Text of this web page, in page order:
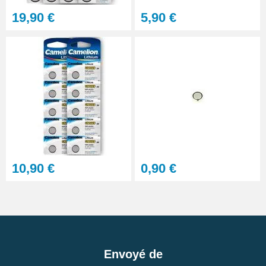
Clé d'ouverture de boîtier vissé
pour réparer montre
17,90 €
Lunettes grossissement variable
réparation montre
13,90 €
Sacoche pour réparation de
montre - 12 outils
19,90 € 5,90 €
10,90 € 0,90 €
Envoyé de